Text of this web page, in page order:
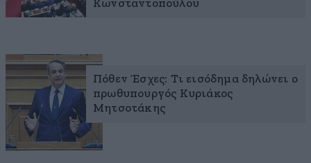
Κωνσταντοπούλου
Πόθεν Έσχες: Τι εισόδημα δηλώνει ο
πρωθυπουργός Κυριάκος
Μητσοτάκης